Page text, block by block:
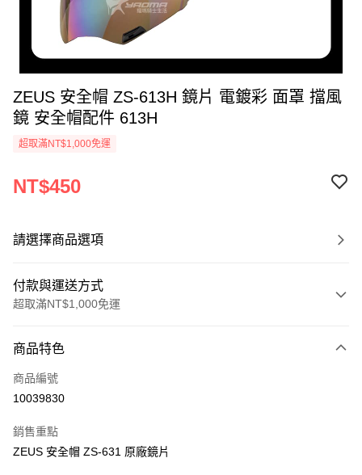
ZEUS 安全帽 ZS-613H 鏡片 電鍍彩 面罩 擋風
鏡 安全帽配件 613H
超取滿NT$1,000免運
NT$450
請選擇商品選項
付款與運送方式
超取滿NT$1,000免運
信用卡一次付款
超商取貨付款
ATM付款
商品特色
商品編號
10039830
銷售重點
ZEUS 安全帽 ZS-631 原廠鏡片